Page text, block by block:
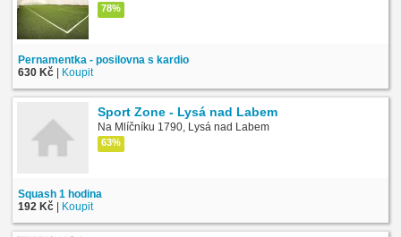
78%
Pernamentka - posilovna s kardio
630 Kč | Koupit
Sport Zone - Lysá nad Labem
Na Mlíčníku 1790, Lysá nad Labem
63%
Squash 1 hodina
192 Kč | Koupit